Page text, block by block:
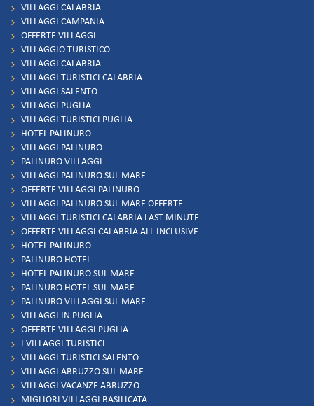
VILLAGGI CALABRIA
VILLAGGI CAMPANIA
OFFERTE VILLAGGI
VILLAGGIO TURISTICO
VILLAGGI CALABRIA
VILLAGGI TURISTICI CALABRIA
VILLAGGI SALENTO
VILLAGGI PUGLIA
VILLAGGI TURISTICI PUGLIA
HOTEL PALINURO
VILLAGGI PALINURO
PALINURO VILLAGGI
VILLAGGI PALINURO SUL MARE
OFFERTE VILLAGGI PALINURO
VILLAGGI PALINURO SUL MARE OFFERTE
VILLAGGI TURISTICI CALABRIA LAST MINUTE
OFFERTE VILLAGGI CALABRIA ALL INCLUSIVE
HOTEL PALINURO
PALINURO HOTEL
HOTEL PALINURO SUL MARE
PALINURO HOTEL SUL MARE
PALINURO VILLAGGI SUL MARE
VILLAGGI IN PUGLIA
OFFERTE VILLAGGI PUGLIA
I VILLAGGI TURISTICI
VILLAGGI TURISTICI SALENTO
VILLAGGI ABRUZZO SUL MARE
VILLAGGI VACANZE ABRUZZO
MIGLIORI VILLAGGI BASILICATA